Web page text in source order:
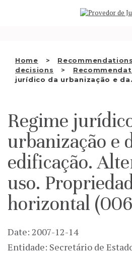
Home
decisions
jurídico da urbanização e
WHO WE ARE
INSTITUTION
EN
Regime
urbanização e
edificação.
uso.
horizontal
Date: 2007-12-14
Entidade: Secretário de